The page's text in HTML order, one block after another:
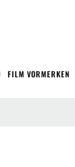
FILM VORMERKEN